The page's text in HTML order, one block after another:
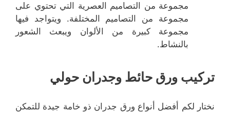
مجموعة من التصاميم العصرية التي تحتوي على
مجموعة من التصاميم المختلفة. ويتواجد فيها
مجموعة كبيرة من الألوان ويبعث الشعور
بالنشاط.
تركيب ورق حائط وجدران حولي
نختار لكم أفضل أنواع ورق جدران ذو خامة جيدة للتمكن